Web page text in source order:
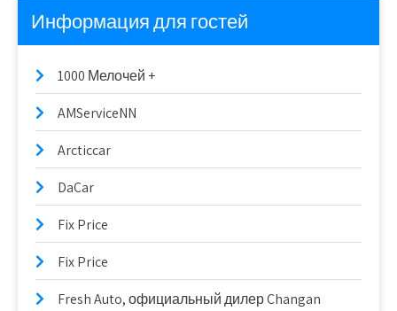
Информация для гостей
1000 Мелочей +
AMServiceNN
Arcticcar
DaCar
Fix Price
Fix Price
Fresh Auto, официальный дилер Changan